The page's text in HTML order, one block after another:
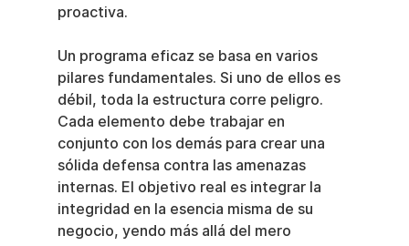
proactiva.
Un programa eficaz se basa en varios
pilares fundamentales. Si uno de ellos es
débil, toda la estructura corre peligro.
Cada elemento debe trabajar en
conjunto con los demás para crear una
sólida defensa contra las amenazas
internas. El objetivo real es integrar la
integridad en la esencia misma de su
negocio, yendo más allá del mero